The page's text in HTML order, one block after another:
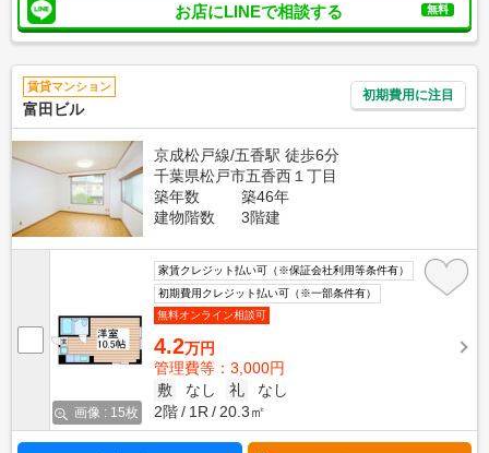
お店にLINEで相談する 無料
賃貸マンション
富田ビル
初期費用に注目
京成松戸線/五香駅 徒歩6分
千葉県松戸市五香西１丁目
築年数
築46年
建物階数
3階建
画像 : 15枚
家賃クレジット払い可（※保証会社利用等条件有）
初期費用クレジット払い可（※一部条件有）
無料オンライン相談可
4.2万円
管理費等：3,000円
敷
なし 礼
なし
2階
1R 20.3㎡